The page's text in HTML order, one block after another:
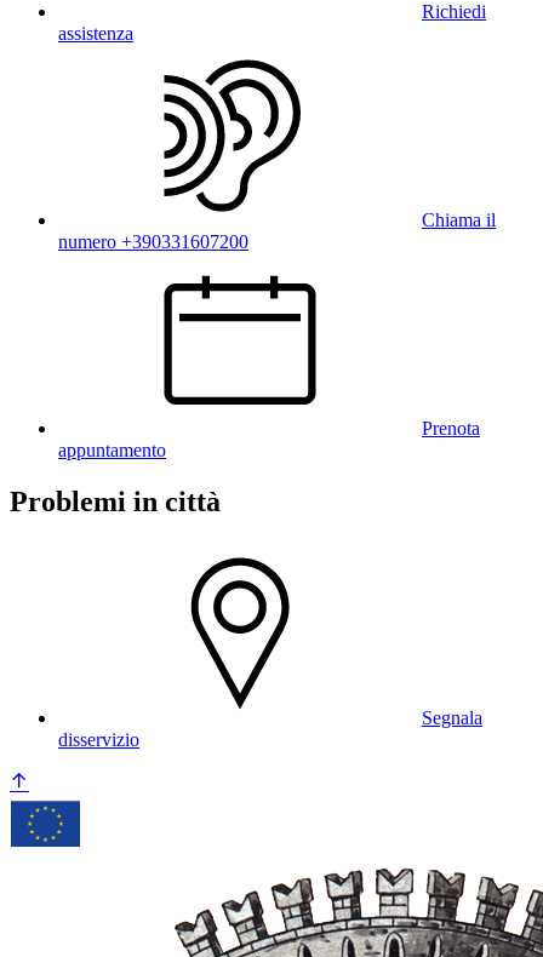
Richiedi
assistenza
Chiama il
numero +390331607200
Prenota
appuntamento
Problemi in città
Segnala
disservizio